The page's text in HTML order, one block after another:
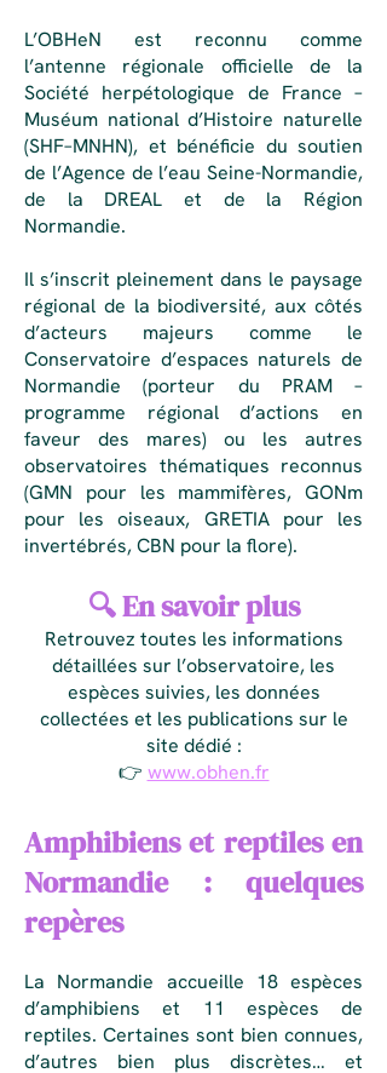
L’OBHeN est reconnu comme
l’antenne régionale officielle de la
Société herpétologique de France –
Muséum national d’Histoire naturelle
(SHF–MNHN), et bénéficie du soutien
de l’Agence de l’eau Seine-Normandie,
de la DREAL et de la Région
Normandie.
Il s’inscrit pleinement dans le paysage
régional de la biodiversité, aux côtés
d’acteurs majeurs comme le
Conservatoire d’espaces naturels de
Normandie (porteur du PRAM –
programme régional d’actions en
faveur des mares) ou les autres
observatoires thématiques reconnus
(GMN pour les mammifères, GONm
pour les oiseaux, GRETIA pour les
invertébrés, CBN pour la flore).
🔍 En savoir plus
Retrouvez toutes les informations
détaillées sur l’observatoire, les
espèces suivies, les données
collectées et les publications sur le
site dédié :
👉 www.obhen.fr
Amphibiens et reptiles en
Normandie : quelques
repères
La Normandie accueille 18 espèces
d’amphibiens et 11 espèces de
reptiles. Certaines sont bien connues,
d’autres bien plus discrètes… et